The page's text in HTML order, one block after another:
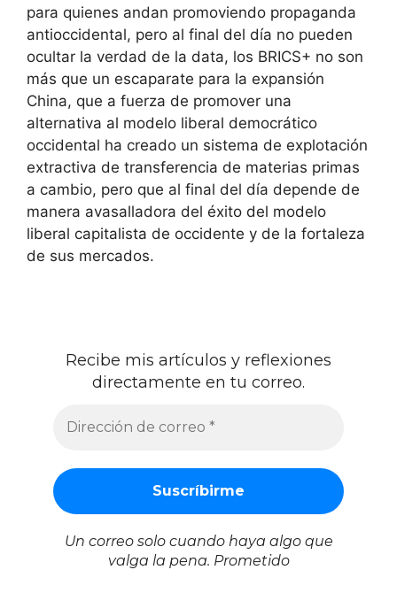
para quienes andan promoviendo propaganda
antioccidental, pero al final del día no pueden
ocultar la verdad de la data, los BRICS+ no son
más que un escaparate para la expansión
China, que a fuerza de promover una
alternativa al modelo liberal democrático
occidental ha creado un sistema de explotación
extractiva de transferencia de materias primas
a cambio, pero que al final del día depende de
manera avasalladora del éxito del modelo
liberal capitalista de occidente y de la fortaleza
de sus mercados.
Recibe mis artículos y reflexiones
directamente en tu correo.
Un correo solo cuando haya algo que
valga la pena. Prometido